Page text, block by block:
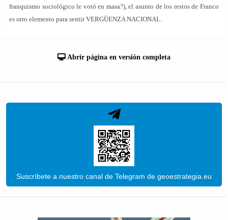
franquismo sociológico le votó en masa?), el asunto de los restos de Franco
es otro elemento para sentir VERGÜENZA NACIONAL.
Abrir página en versión completa
Suscríbete a nuestro canal de Telegram de geoestrategia.eu